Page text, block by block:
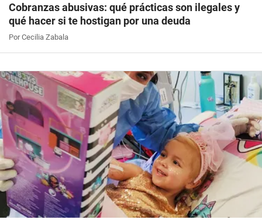
Cobranzas abusivas: qué prácticas son ilegales y
qué hacer si te hostigan por una deuda
Por Cecilia Zabala